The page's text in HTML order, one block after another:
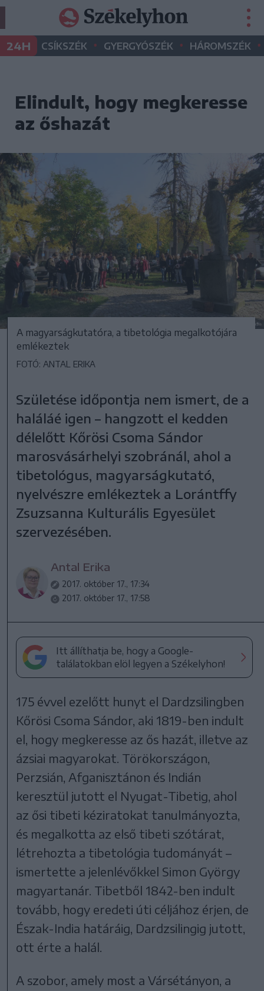
24H CSÍKSZÉK • GYERGYÓSZÉK • HÁROMSZÉK •
Elindult, hogy megkeresse
az őshazát
A magyarságkutatóra, a tibetológia megalkotójára
emlékeztek
FOTÓ: ANTAL ERIKA
Születése időpontja nem ismert, de a
haláláé igen – hangzott el kedden
délelőtt Kőrösi Csoma Sándor
marosvásárhelyi szobránál, ahol a
tibetológus, magyarságkutató,
nyelvészre emlékeztek a Lorántffy
Zsuzsanna Kulturális Egyesület
szervezésében.
Antal Erika
2017. október 17., 17:34
2017. október 17., 17:58
Itt állíthatja be, hogy a Google-
találatokban elöl legyen a Székelyhon!
175 évvel ezelőtt hunyt el Dardzsilingben
Kőrösi Csoma Sándor, aki 1819-ben indult
el, hogy megkeresse az ős hazát, illetve az
ázsiai magyarokat. Törökországon,
Perzsián, Afganisztánon és Indián
keresztül jutott el Nyugat-Tibetig, ahol
az ősi tibeti kéziratokat tanulmányozta,
és megalkotta az első tibeti szótárat,
létrehozta a tibetológia tudományát –
ismertette a jelenlévőkkel Simon György
magyartanár. Tibetből 1842-ben indult
tovább, hogy eredeti úti céljához érjen, de
Észak-India határáig, Dardzsilingig jutott,
ott érte a halál.
A szobor, amely most a Vársétányon, a